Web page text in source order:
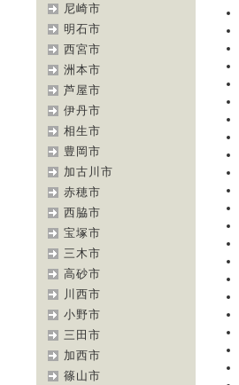
尼崎市
明石市
西宮市
洲本市
芦屋市
伊丹市
相生市
豊岡市
加古川市
赤穂市
西脇市
宝塚市
三木市
高砂市
川西市
小野市
三田市
加西市
篠山市